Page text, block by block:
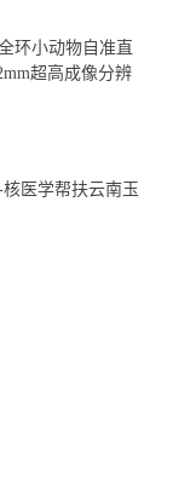
环小动物自准直
超高成像分辨
医学帮扶云南玉